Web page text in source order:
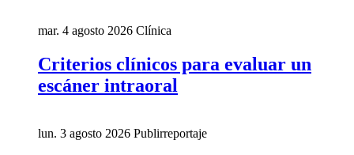
mar. 4 agosto 2026 Clínica
Criterios clínicos para evaluar un
escáner intraoral
lun. 3 agosto 2026 Publirreportaje